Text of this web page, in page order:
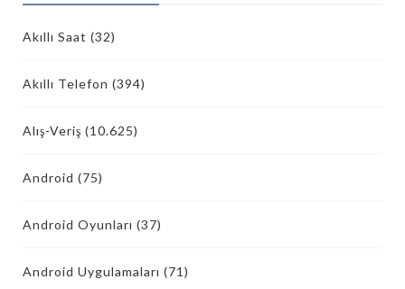
Akıllı Saat (32)
Akıllı Telefon (394)
Alış-Veriş (10.625)
Android (75)
Android Oyunları (37)
Android Uygulamaları (71)